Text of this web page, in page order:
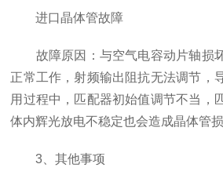
进口晶体管故障
故障原因：与空气电容动片轴损
正常工作，射频输出阻抗无法调节，
用过程中，匹配器初始值调节不当，
体内辉光放电不稳定也会造成晶体管损
3、其他事项